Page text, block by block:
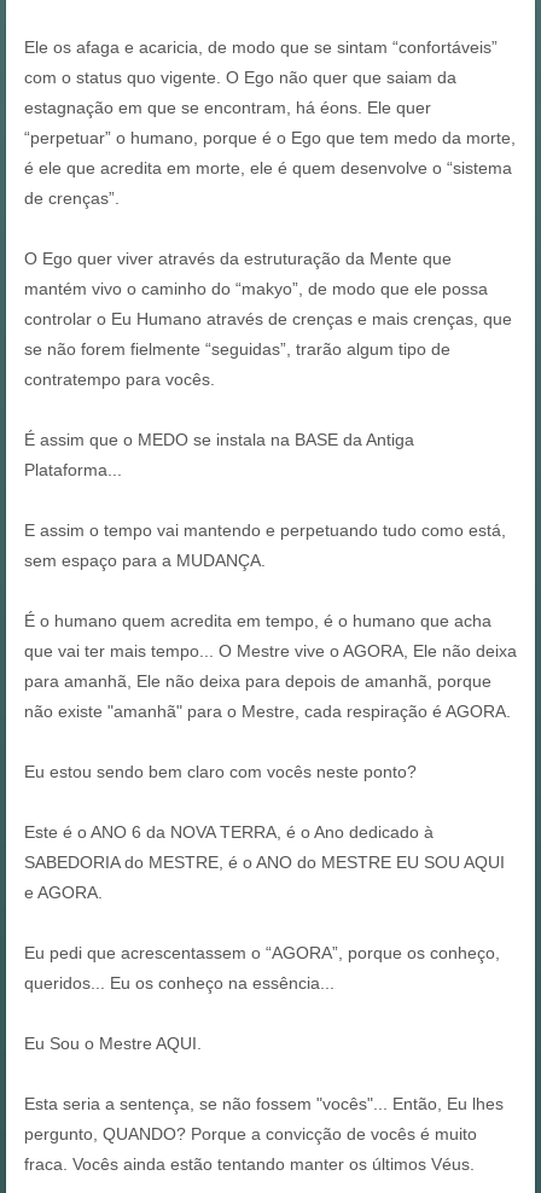
Ele os afaga e acaricia, de modo que se sintam “confortáveis”
com o status quo vigente. O Ego não quer que saiam da
estagnação em que se encontram, há éons. Ele quer
“perpetuar” o humano, porque é o Ego que tem medo da morte,
é ele que acredita em morte, ele é quem desenvolve o “sistema
de crenças”.
O Ego quer viver através da estruturação da Mente que
mantém vivo o caminho do “makyo”, de modo que ele possa
controlar o Eu Humano através de crenças e mais crenças, que
se não forem fielmente “seguidas”, trarão algum tipo de
contratempo para vocês.
É assim que o MEDO se instala na BASE da Antiga
Plataforma...
E assim o tempo vai mantendo e perpetuando tudo como está,
sem espaço para a MUDANÇA.
É o humano quem acredita em tempo, é o humano que acha
que vai ter mais tempo... O Mestre vive o AGORA, Ele não deixa
para amanhã, Ele não deixa para depois de amanhã, porque
não existe "amanhã" para o Mestre, cada respiração é AGORA.
Eu estou sendo bem claro com vocês neste ponto?
Este é o ANO 6 da NOVA TERRA, é o Ano dedicado à
SABEDORIA do MESTRE, é o ANO do MESTRE EU SOU AQUI
e AGORA.
Eu pedi que acrescentassem o “AGORA”, porque os conheço,
queridos... Eu os conheço na essência...
Eu Sou o Mestre AQUI.
Esta seria a sentença, se não fossem "vocês"... Então, Eu lhes
pergunto, QUANDO? Porque a convicção de vocês é muito
fraca. Vocês ainda estão tentando manter os últimos Véus.